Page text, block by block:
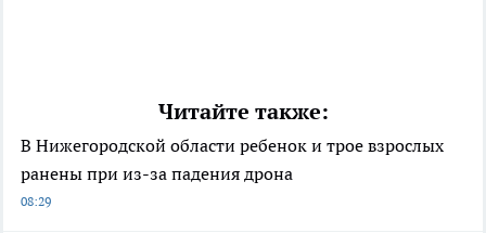
Читайте также:
В Нижегородской области ребенок и трое взрослых
ранены при из-за падения дрона
08:29